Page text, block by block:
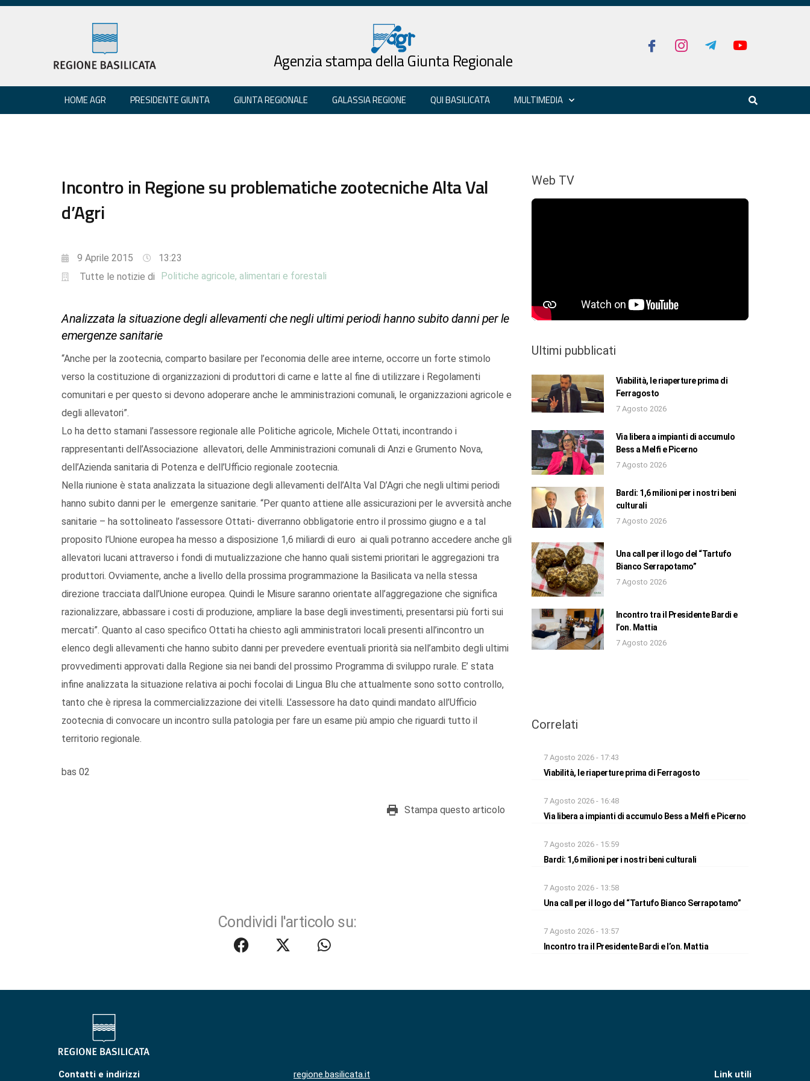
Agenzia stampa della Giunta Regionale
HOME AGR PRESIDENTE GIUNTA GIUNTA REGIONALE GALASSIA REGIONE QUI BASILICATA MULTIMEDIA
Incontro in Regione su problematiche zootecniche Alta Val
d’Agri
9 Aprile 2015
13:23
Tutte le notizie di
Politiche agricole, alimentari e forestali
Analizzata la situazione degli allevamenti che negli ultimi periodi hanno subito danni per le
emergenze sanitarie
“Anche per la zootecnia, comparto basilare per l’economia delle aree interne, occorre un forte stimolo
verso la costituzione di organizzazioni di produttori di carne e latte al fine di utilizzare i Regolamenti
comunitari e per questo si devono adoperare anche le amministrazioni comunali, le organizzazioni agricole e
degli allevatori”.
Lo ha detto stamani l’assessore regionale alle Politiche agricole, Michele Ottati, incontrando i
rappresentanti dell’Associazione allevatori, delle Amministrazioni comunali di Anzi e Grumento Nova,
dell’Azienda sanitaria di Potenza e dell’Ufficio regionale zootecnia.
Nella riunione è stata analizzata la situazione degli allevamenti dell’Alta Val D’Agri che negli ultimi periodi
hanno subito danni per le emergenze sanitarie. “Per quanto attiene alle assicurazioni per le avversità anche
sanitarie – ha sottolineato l’assessore Ottati- diverranno obbligatorie entro il prossimo giugno e a tal
proposito l’Unione europea ha messo a disposizione 1,6 miliardi di euro ai quali potranno accedere anche gli
allevatori lucani attraverso i fondi di mutualizzazione che hanno quali sistemi prioritari le aggregazioni tra
produttori. Ovviamente, anche a livello della prossima programmazione la Basilicata va nella stessa
direzione tracciata dall’Unione europea. Quindi le Misure saranno orientate all’aggregazione che significa
razionalizzare, abbassare i costi di produzione, ampliare la base degli investimenti, presentarsi più forti sui
mercati”. Quanto al caso specifico Ottati ha chiesto agli amministratori locali presenti all’incontro un
elenco degli allevamenti che hanno subito danni per prevedere eventuali priorità sia nell’ambito degli ultimi
provvedimenti approvati dalla Regione sia nei bandi del prossimo Programma di sviluppo rurale. E’ stata
infine analizzata la situazione relativa ai pochi focolai di Lingua Blu che attualmente sono sotto controllo,
tanto che è ripresa la commercializzazione dei vitelli. L’assessore ha dato quindi mandato all’Ufficio
zootecnia di convocare un incontro sulla patologia per fare un esame più ampio che riguardi tutto il
territorio regionale.
bas 02
Stampa questo articolo
Condividi l'articolo su:
Web TV
Ultimi pubblicati
Viabilità, le riaperture prima di
Ferragosto
7 Agosto 2026
Via libera a impianti di accumulo
Bess a Melfi e Picerno
7 Agosto 2026
Bardi: 1,6 milioni per i nostri beni
culturali
7 Agosto 2026
Una call per il logo del “Tartufo
Bianco Serrapotamo”
7 Agosto 2026
Incontro tra il Presidente Bardi e
l’on. Mattia
7 Agosto 2026
Correlati
7 Agosto 2026 - 17:43
Viabilità, le riaperture prima di Ferragosto
7 Agosto 2026 - 16:48
Via libera a impianti di accumulo Bess a Melfi e Picerno
7 Agosto 2026 - 15:59
Bardi: 1,6 milioni per i nostri beni culturali
7 Agosto 2026 - 13:58
Una call per il logo del “Tartufo Bianco Serrapotamo”
7 Agosto 2026 - 13:57
Incontro tra il Presidente Bardi e l’on. Mattia
Contatti e indirizzi regione.basilicata.it Link utili